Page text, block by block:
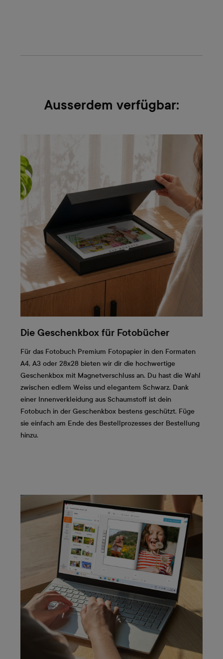
Ausserdem verfügbar:
Die Geschenkbox für Fotobücher
Für das Fotobuch Premium Fotopapier in den Formaten
A4, A3 oder 28x28 bieten wir dir die hochwertige
Geschenkbox mit Magnetverschluss an. Du hast die Wahl
zwischen edlem Weiss und elegantem Schwarz. Dank
einer Innenverkleidung aus Schaumstoff ist dein
Fotobuch in der Geschenkbox bestens geschützt. Füge
sie einfach am Ende des Bestellprozesses der Bestellung
hinzu.